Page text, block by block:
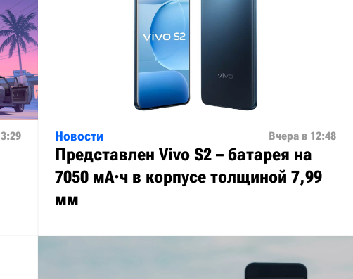
Новости Вчера в 12:48
Представлен Vivo S2 – батарея на
7050 мА·ч в корпусе толщиной 7,99
мм